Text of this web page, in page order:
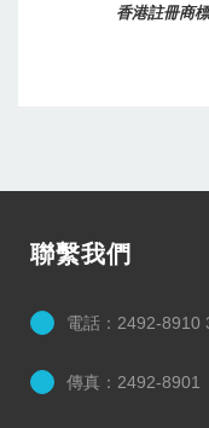
香港註冊商
聯繫我們
電話：2492-8910
傳真：2492-8901